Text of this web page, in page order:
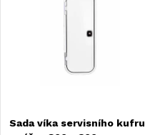
Nejprodávanější
s
Sada víka servisního kufru